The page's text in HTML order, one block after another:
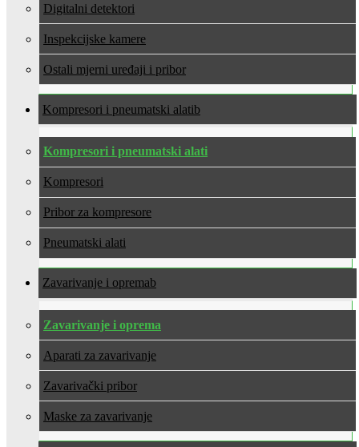
Digitalni detektori
Inspekcijske kamere
Ostali mjerni uređaji i pribor
Kompresori i pneumatski alati
Kompresori i pneumatski alati
Kompresori
Pribor za kompresore
Pneumatski alati
Zavarivanje i oprema
Zavarivanje i oprema
Aparati za zavarivanje
Zavarivački pribor
Maske za zavarivanje